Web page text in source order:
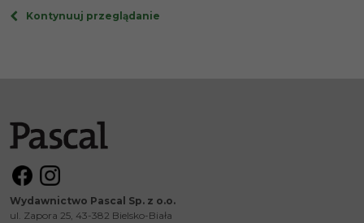
Kontynuuj przeglądanie
Wydawnictwo Pascal Sp. z o.o.
ul. Zapora 25, 43-382 Bielsko-Biała